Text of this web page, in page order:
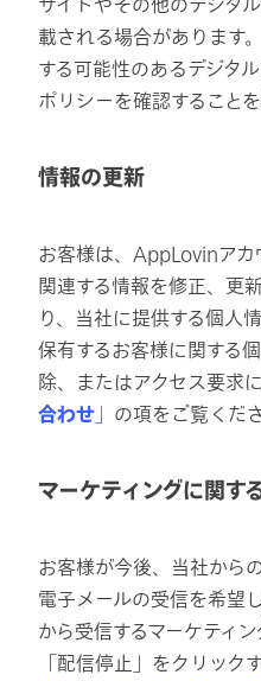
載される場合があります
する可能性のあるデジタ
ポリシーを確認することを
情報の更新
お客様は、AppLovinアカ
関連する情報を修正、更
り、当社に提供する個人
保有するお客様に関する
除、またはアクセス要求
合わせ」 の項をご覧くださ
マーケティングに関す
お客様が今後、当社から
電子メールの受信を希望
から受信するマーケティ
「配信停止」をクリックす